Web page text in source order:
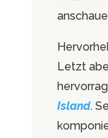
Letzt
Island.